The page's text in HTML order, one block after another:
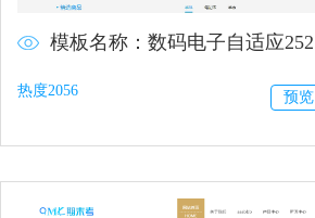
模板名称：数码电子自适应252
热度2056 预览